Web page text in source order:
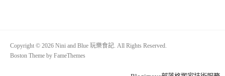
Copyright © 2026 Nini and Blue 玩樂食記. All Rights Reserved.
Boston Theme by FameThemes